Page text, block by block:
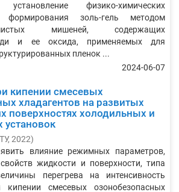
физико-химических
формирования золь-гель методом
мишеней, содержащих
и ее оксида, применяемых для
пленок ...
2024-06-07
кипении смесевых
хладагентов на развитых
поверхностях холодильных и
установок
,2022)
влияние режимных параметров,
жидкости и поверхности, типа
перегрева на интенсивность
кипении смесевых озонобезопасных